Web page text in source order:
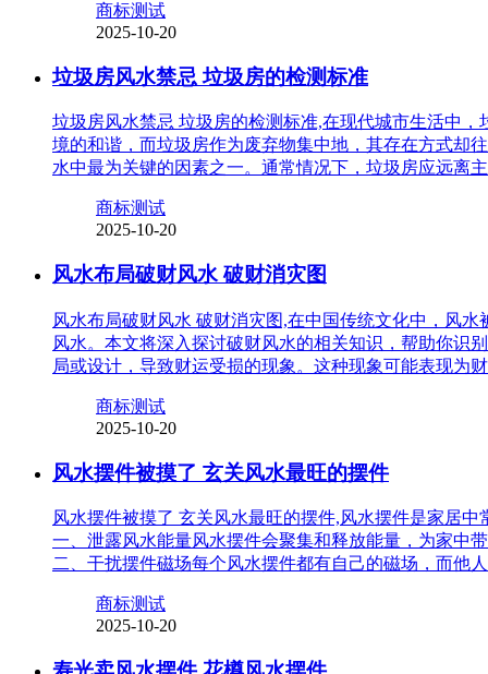
商标测试
2025-10-20
垃圾房风水禁忌 垃圾房的检测标准
垃圾房风水禁忌 垃圾房的检测标准,在现代城市生活中
境的和谐，而垃圾房作为废弃物集中地，其存在方式却
水中最为关键的因素之一。通常情况下，垃圾房应远离
商标测试
2025-10-20
风水布局破财风水 破财消灾图
风水布局破财风水 破财消灾图,在中国传统文化中，风
风水。本文将深入探讨破财风水的相关知识，帮助你识
局或设计，导致财运受损的现象。这种现象可能表现为
商标测试
2025-10-20
风水摆件被摸了 玄关风水最旺的摆件
风水摆件被摸了 玄关风水最旺的摆件,风水摆件是家居
一、泄露风水能量风水摆件会聚集和释放能量，为家中
二、干扰摆件磁场每个风水摆件都有自己的磁场，而他
商标测试
2025-10-20